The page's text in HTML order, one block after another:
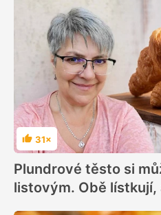
Hodnocení
31×
Plundrové těsto si
listovým. Obě lístkují,